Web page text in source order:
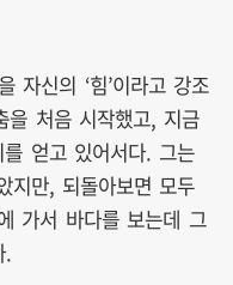
자신의 ‘힘’이라고 강조
을 처음 시작했고, 지금
얻고 있어서다. 그는
지만, 되돌아보면 모두
가서 바다를 보는데 그
.